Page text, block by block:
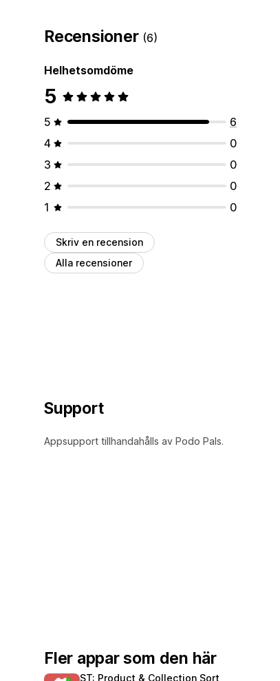
Recensioner (6)
Helhetsomdöme
5
5
6
4
0
3
0
2
0
1
0
Skriv en recension
Alla recensioner
Support
Appsupport tillhandahålls av Podo Pals.
Fler appar som den här
ST: Product & Collection Sort